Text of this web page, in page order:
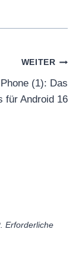
WEITER
(1): Das
für Android 16
Erforderliche